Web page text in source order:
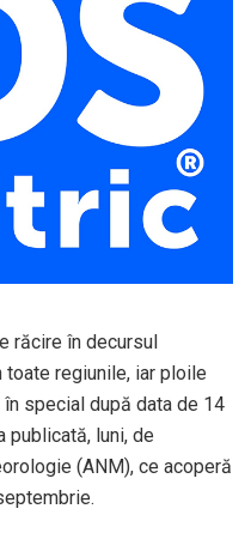
răcire în decursul
regiunile, iar ploile
special după data de 14
publicată, luni, de
(ANM), ce acoperă